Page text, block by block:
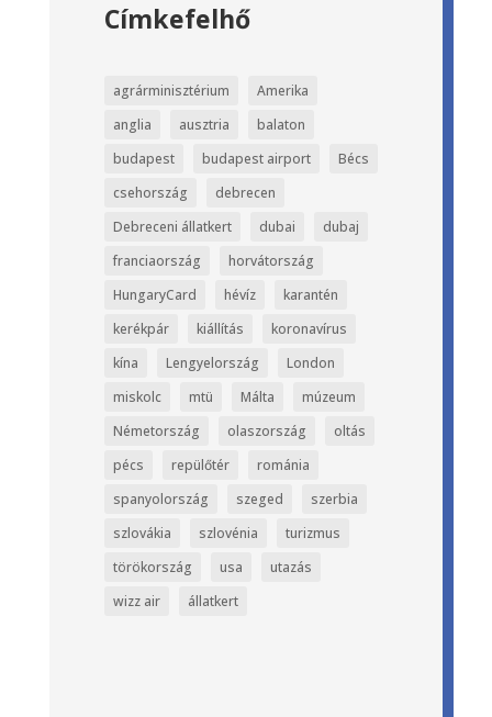
Címkefelhő
agrárminisztérium
Amerika
anglia
ausztria
balaton
budapest
budapest airport
Bécs
csehország
debrecen
Debreceni állatkert
dubai
dubaj
franciaország
horvátország
HungaryCard
hévíz
karantén
kerékpár
kiállítás
koronavírus
kína
Lengyelország
London
miskolc
mtü Málta
múzeum
Németország
olaszország
oltás
pécs
repülőtér
románia
spanyolország
szeged
szerbia
szlovákia
szlovénia
turizmus
törökország
usa
utazás
wizz air
állatkert